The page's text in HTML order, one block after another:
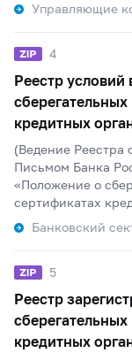
Управляющие
4
Реестр
кредитных
(Ведение Реестра
Письмом Банка
«Положение о
сертификатах
Банковский
5
Реестр
кредитных